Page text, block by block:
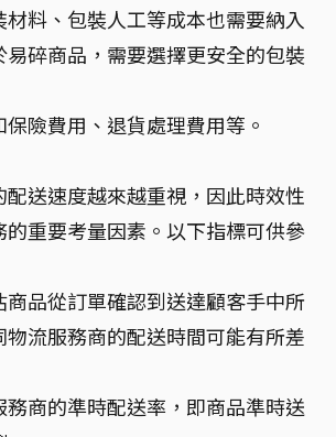
材料、包裝人工等成本也需要納入
易碎商品，需要選擇更安全的包裝
保險費用、退貨處理費用等。
送速度越來越重視，因此時效性
的重要考量因素。以下指標可供參
商品從訂單確認到送達顧客手中所
物流服務商的配送時間可能有所差
務商的準時配送率，即商品準時送